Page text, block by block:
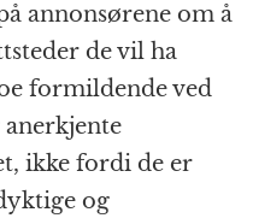
annonsørene om å
de vil ha
formildende ved
anerkjente
ikke fordi de er
og